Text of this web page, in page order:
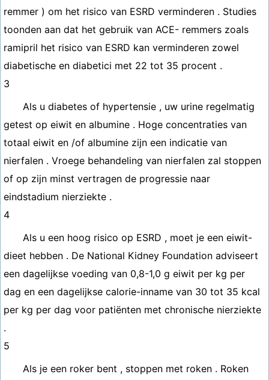
remmer ) om het risico van ESRD verminderen . Studies
toonden aan dat het gebruik van ACE- remmers zoals
ramipril het risico van ESRD kan verminderen zowel
diabetische en diabetici met 22 tot 35 procent .
3
Als u diabetes of hypertensie , uw urine regelmatig
getest op eiwit en albumine . Hoge concentraties van
totaal eiwit en /of albumine zijn een indicatie van
nierfalen . Vroege behandeling van nierfalen zal stoppen
of op zijn minst vertragen de progressie naar
eindstadium nierziekte .
4
Als u een hoog risico op ESRD , moet je een eiwit-
dieet hebben . De National Kidney Foundation adviseert
een dagelijkse voeding van 0,8-1,0 g eiwit per kg per
dag en een dagelijkse calorie-inname van 30 tot 35 kcal
per kg per dag voor patiënten met chronische nierziekte
.
5
Als je een roker bent , stoppen met roken . Roken